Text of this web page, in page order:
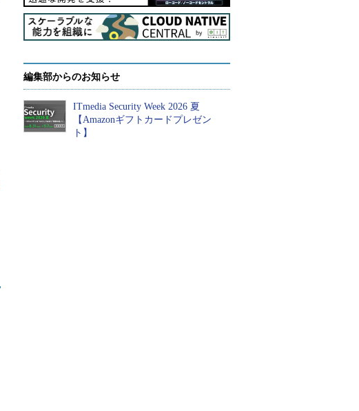
編集部からのお知らせ
ITmedia Security Week 2026 夏
【Amazonギフトカードプレゼン
ト】